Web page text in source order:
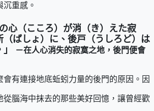
沉重感。
心（こころ）が消（き）えた寂
（ばしょ）に、後戸（うしろど）は
－在人心消失的寂寞之地，後門便會
會有連接地底蚯蚓力量的後門的原因。因
從腦海中抹去的那些美好回憶，讓曾經歡